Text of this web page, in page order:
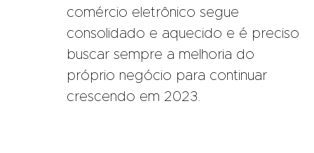
comércio eletrônico segue
consolidado e aquecido e é preciso
buscar sempre a melhoria do
próprio negócio para continuar
crescendo em 2023.